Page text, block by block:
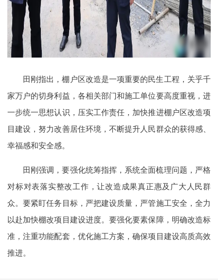
田刚指出，棚户区改造是一项重要的民生工程，关乎千
家万户的切身利益，各相关部门和施工单位要高度重视，进
一步统一思想认识，压实工作责任，加快推进棚户区改造项
目建设，努力改善居住环境，不断提升人民群众的获得感、
幸福感和安全感。
田刚强调，要强化统筹指挥，系统全面梳理问题，严格
对标对表落实整改工作，让改造成果真正惠及广大人民群
众。要紧盯任务目标，严把建设质量，严管施工安全，全力
以赴加快棚改项目建设进度。要强化要素保障，明确改造标
准，注重功能配套，优化施工方案，确保项目建设高质高效
推进。